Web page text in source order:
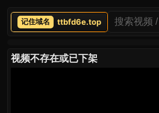
ttbfd6e.top
视频不存在或已下架